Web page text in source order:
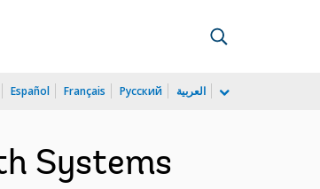
Español Français Русский العربية
Systems